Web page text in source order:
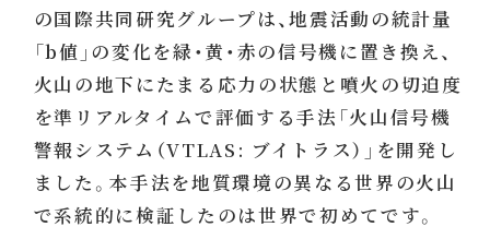
の国際共同研究グループは、地震活動の統計量
「b値」の変化を緑・黄・赤の信号機に置き換え、
火山の地下にたまる応力の状態と噴火の切迫度
を準リアルタイムで評価する手法「火山信号機
警報システム（VTLAS: ブイトラス）」を開発し
ました。本手法を地質環境の異なる世界の火山
で系統的に検証したのは世界で初めてです。